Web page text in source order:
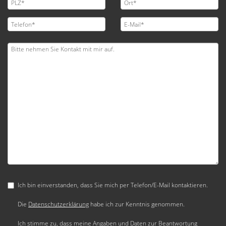
Ich bin einverstanden, dass Sie mich per Telefon/E-Mail kontaktieren.
Die Datenschutzerklärung habe ich zur Kenntnis genommen.
Ich stimme zu, dass meine Angaben und Daten zur Beantwortung